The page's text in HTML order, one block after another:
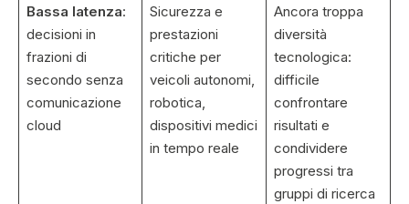
Bassa latenza:
decisioni in
frazioni di
secondo senza
comunicazione
cloud
Sicurezza e
prestazioni
critiche per
veicoli autonomi,
robotica,
dispositivi medici
in tempo reale
Ancora troppa
diversità
tecnologica:
difficile
confrontare
risultati e
condividere
progressi tra
gruppi di ricerca